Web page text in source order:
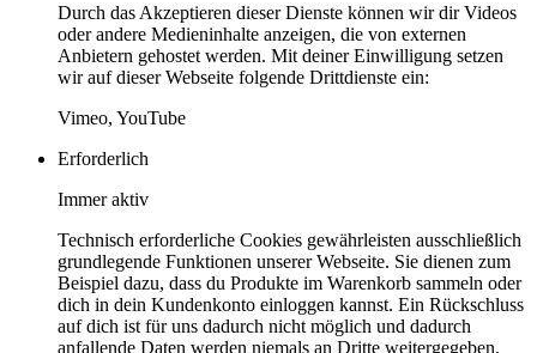
Durch das Akzeptieren dieser Dienste können wir dir Videos
oder andere Medieninhalte anzeigen, die von externen
Anbietern gehostet werden. Mit deiner Einwilligung setzen
wir auf dieser Webseite folgende Drittdienste ein:
Vimeo, YouTube
Erforderlich
Immer aktiv
Technisch erforderliche Cookies gewährleisten ausschließlich
grundlegende Funktionen unserer Webseite. Sie dienen zum
Beispiel dazu, dass du Produkte im Warenkorb sammeln oder
dich in dein Kundenkonto einloggen kannst. Ein Rückschluss
auf dich ist für uns dadurch nicht möglich und dadurch
anfallende Daten werden niemals an Dritte weitergegeben.